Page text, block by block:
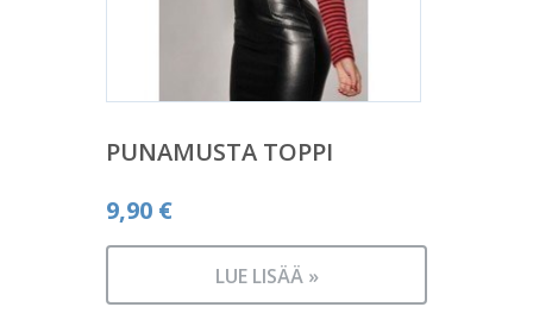
PUNAMUSTA TOPPI
9,90 €
LUE LISÄÄ »